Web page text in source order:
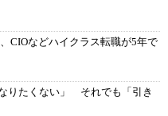
CIOなどハイクラス転職が5年で
りたくない」 それでも「引き